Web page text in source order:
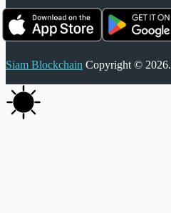
Siam Blockchain Copyright © 2026.